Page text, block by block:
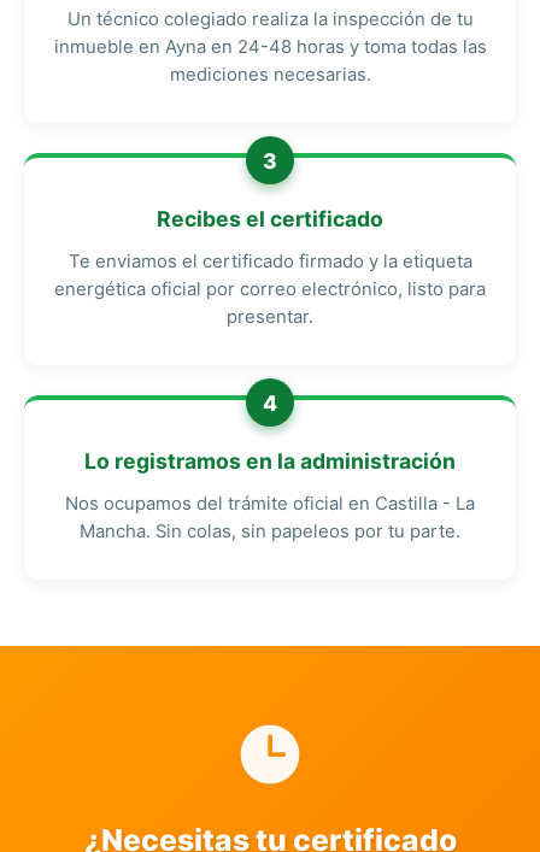
Un técnico colegiado realiza la inspección de tu
inmueble en Ayna en 24-48 horas y toma todas las
mediciones necesarias.
3
Recibes el certificado
Te enviamos el certificado firmado y la etiqueta
energética oficial por correo electrónico, listo para
presentar.
4
Lo registramos en la administración
Nos ocupamos del trámite oficial en Castilla - La
Mancha. Sin colas, sin papeleos por tu parte.
¿Necesitas tu certificado